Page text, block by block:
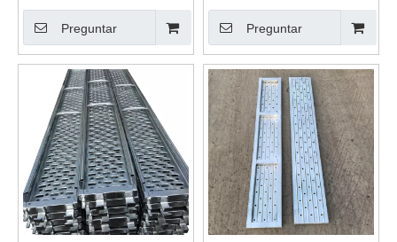
Preguntar Preguntar